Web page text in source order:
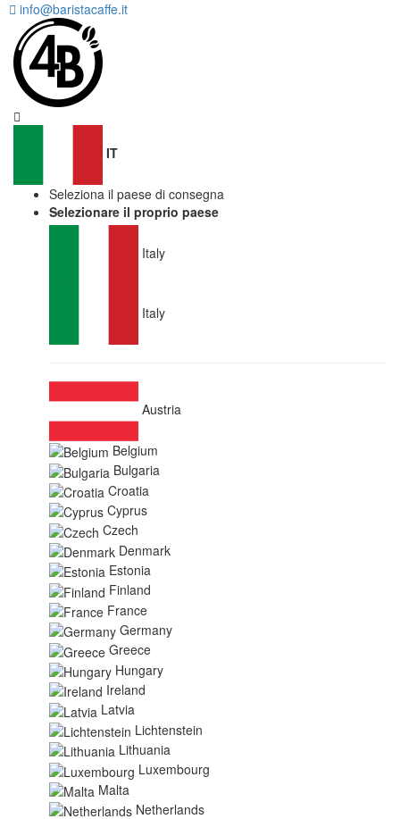
info@baristacaffe.it
IT
Seleziona il paese di consegna
Selezionare il proprio paese
Italy
Italy
Austria
Belgium
Bulgaria
Croatia
Cyprus
Czech
Denmark
Estonia
Finland
France
Germany
Greece
Hungary
Ireland
Latvia
Lichtenstein
Lithuania
Luxembourg
Malta
Netherlands